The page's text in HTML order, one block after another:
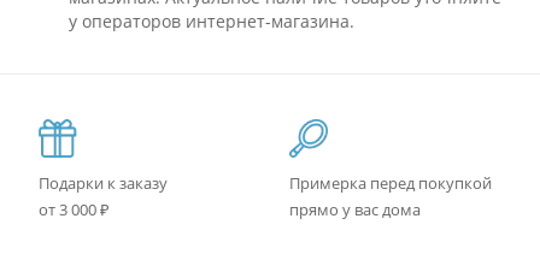
у операторов интернет-магазина.
Подарки к заказу
от 3 000 ₽
Примерка перед покупкой
прямо у вас дома